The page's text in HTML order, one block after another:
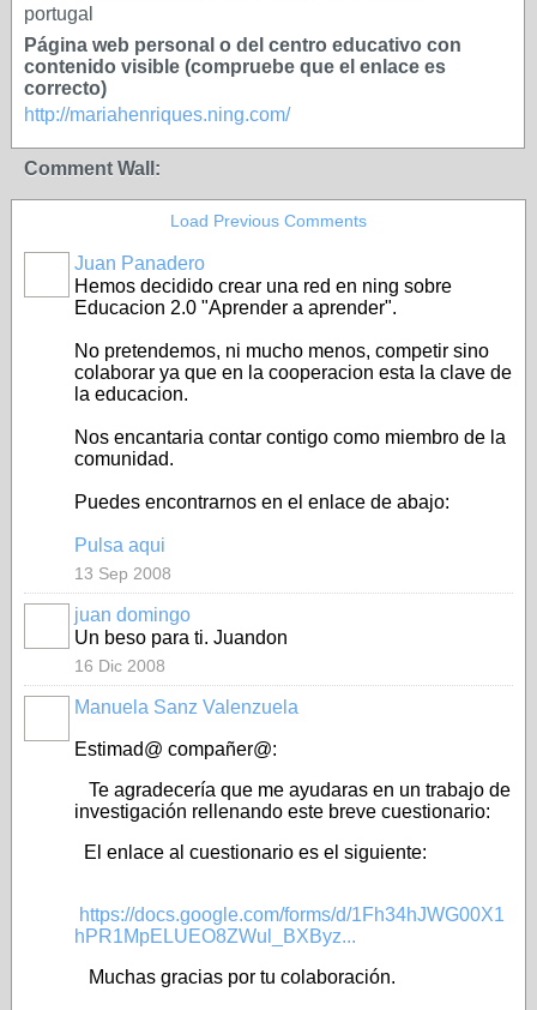
portugal
Página web personal o del centro educativo con
contenido visible (compruebe que el enlace es
correcto)
http://mariahenriques.ning.com/
Comment Wall:
Load Previous Comments
Juan Panadero
Hemos decidido crear una red en ning sobre
Educacion 2.0 "Aprender a aprender".
No pretendemos, ni mucho menos, competir sino
colaborar ya que en la cooperacion esta la clave de
la educacion.
Nos encantaria contar contigo como miembro de la
comunidad.
Puedes encontrarnos en el enlace de abajo:
Pulsa aqui
13 Sep 2008
juan domingo
Un beso para ti. Juandon
16 Dic 2008
Manuela Sanz Valenzuela
Estimad@ compañer@:
Te agradecería que me ayudaras en un trabajo de
investigación rellenando este breve cuestionario:
El enlace al cuestionario es el siguiente:
https://docs.google.com/forms/d/1Fh34hJWG00X1
hPR1MpELUEO8ZWul_BXByz...
Muchas gracias por tu colaboración.